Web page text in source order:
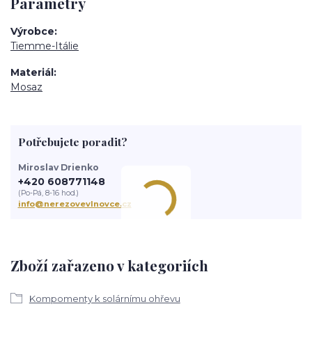
Výrobce
Tiemme-Itálie
Materiál
Mosaz
Zboží zařazeno v kategoriích
Kompomenty k solárnímu ohřevu
Potřebujete poradit?
Miroslav Drienko
+420 608771148
(Po-Pá, 8-16 hod.)
info@nerezovevlnovce.cz